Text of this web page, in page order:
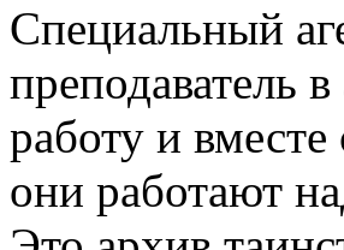
Специальный
преподаватель
работу и
они работают